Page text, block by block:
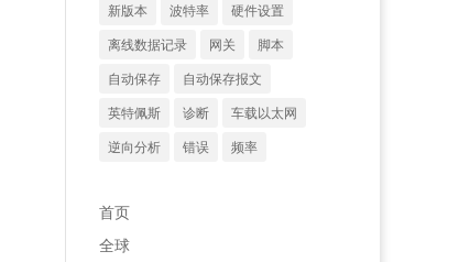
新版本
波特率
硬件设置
离线数据记录
网关
脚本
自动保存
自动保存报文
英特佩斯
诊断
车载以太网
逆向分析
错误 频率
首页
全球